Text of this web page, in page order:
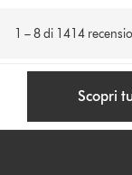
Scopri